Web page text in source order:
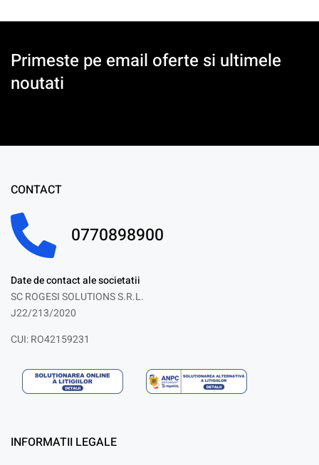
Primeste pe email oferte si ultimele
noutati
CONTACT
0770898900
Date de contact ale societatii
SC ROGESI SOLUTIONS S.R.L.
J22/213/2020
CUI: RO42159231
INFORMATII LEGALE